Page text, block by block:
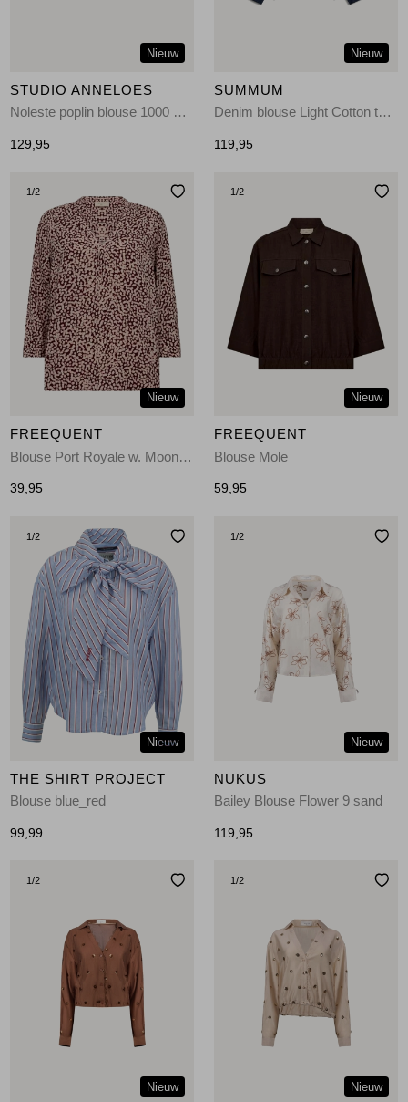
Nieuw
STUDIO ANNELOES
Noleste poplin blouse 1000 white
129,95
Nieuw
SUMMUM
Denim blouse Light Cotton twill 492 Night blue denim
119,95
1/2
Nieuw
FREEQUENT
Blouse Port Royale w. Moonbeam
39,95
1/2
Nieuw
FREEQUENT
Blouse Mole
59,95
1/2
Nieuw
THE SHIRT PROJECT
Blouse blue_red
99,99
1/2
Nieuw
NUKUS
Bailey Blouse Flower 9 sand
119,95
1/2
Nieuw
1/2
Nieuw